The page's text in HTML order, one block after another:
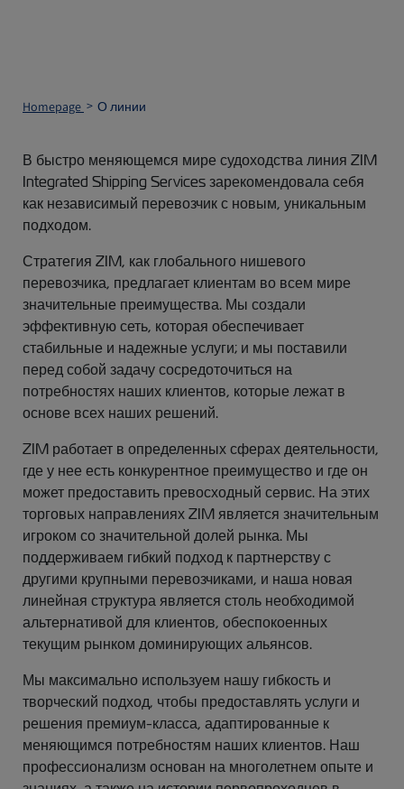
Homepage О линии
В быстро меняющемся мире судоходства линия ZIM
Integrated Shipping Services зарекомендовала себя
как независимый перевозчик с новым, уникальным
подходом.
Стратегия ZIM, как глобального нишевого
перевозчика, предлагает клиентам во всем мире
значительные преимущества. Мы создали
эффективную сеть, которая обеспечивает
стабильные и надежные услуги; и мы поставили
перед собой задачу сосредоточиться на
потребностях наших клиентов, которые лежат в
основе всех наших решений.
ZIM работает в определенных сферах деятельности,
где у нее есть конкурентное преимущество и где он
может предоставить превосходный сервис. На этих
торговых направлениях ZIM является значительным
игроком со значительной долей рынка. Мы
поддерживаем гибкий подход к партнерству с
другими крупными перевозчиками, и наша новая
линейная структура является столь необходимой
альтернативой для клиентов, обеспокоенных
текущим рынком доминирующих альянсов.
Мы максимально используем нашу гибкость и
творческий подход, чтобы предоставлять услуги и
решения премиум-класса, адаптированные к
меняющимся потребностям наших клиентов. Наш
профессионализм основан на многолетнем опыте и